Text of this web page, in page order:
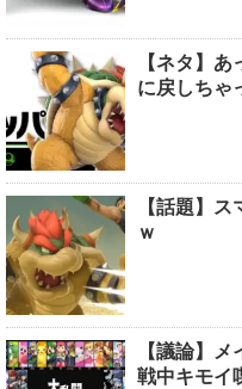
【ネタ】
に戻しちゃ
【話題】
ｗ
【議論】
戦中キモイ